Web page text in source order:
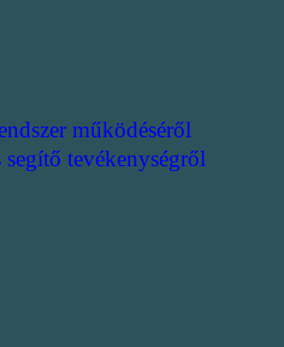
működéséről
tevékenységről